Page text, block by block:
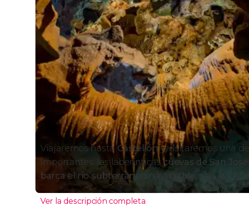
Viajaremos hastaCastellóny visitaremos una
importantes: las laberínticascuevas de San José
barca el río subterráneo navegable más largo
Ver la descripción completa